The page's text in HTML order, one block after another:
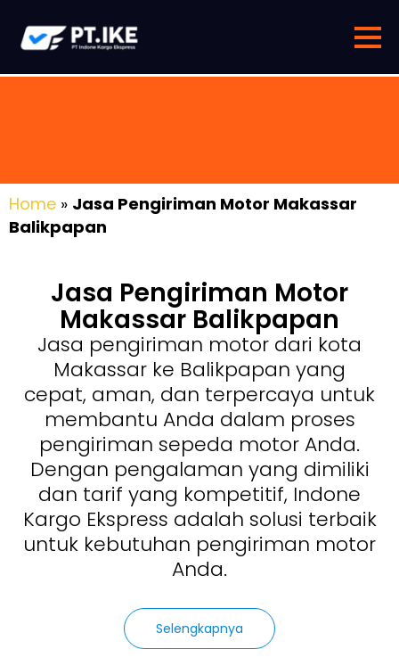
Home » Jasa Pengiriman Motor Makassar
Balikpapan
Jasa Pengiriman Motor
Makassar Balikpapan
Jasa pengiriman motor dari kota
Makassar ke Balikpapan yang
cepat, aman, dan terpercaya untuk
membantu Anda dalam proses
pengiriman sepeda motor Anda.
Dengan pengalaman yang dimiliki
dan tarif yang kompetitif, Indone
Kargo Ekspress adalah solusi terbaik
untuk kebutuhan pengiriman motor
Anda.
Selengkapnya